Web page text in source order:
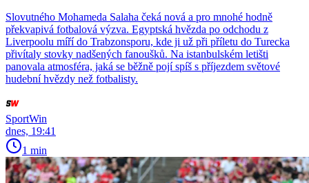
Slovutného Mohameda Salaha čeká nová a pro mnohé hodně
překvapivá fotbalová výzva. Egyptská hvězda po odchodu z
Liverpoolu míří do Trabzonsporu, kde ji už při příletu do Turecka
přivítaly stovky nadšených fanoušků. Na istanbulském letišti
panovala atmosféra, jaká se běžně pojí spíš s příjezdem světové
hudební hvězdy než fotbalisty.
SportWin
dnes, 19:41
1 min